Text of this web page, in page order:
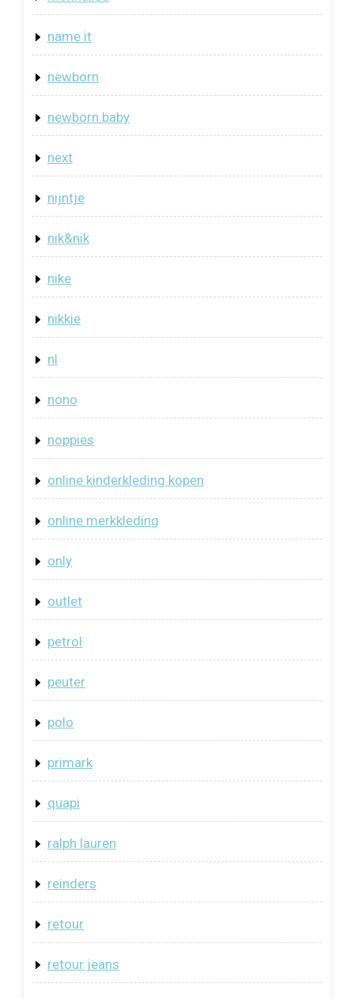
name it
newborn
newborn baby
next
nijntje
nik&nik
nike
nikkie
nl
nono
noppies
online kinderkleding kopen
online merkkleding
only
outlet
petrol
peuter
polo
primark
quapi
ralph lauren
reinders
retour
retour jeans